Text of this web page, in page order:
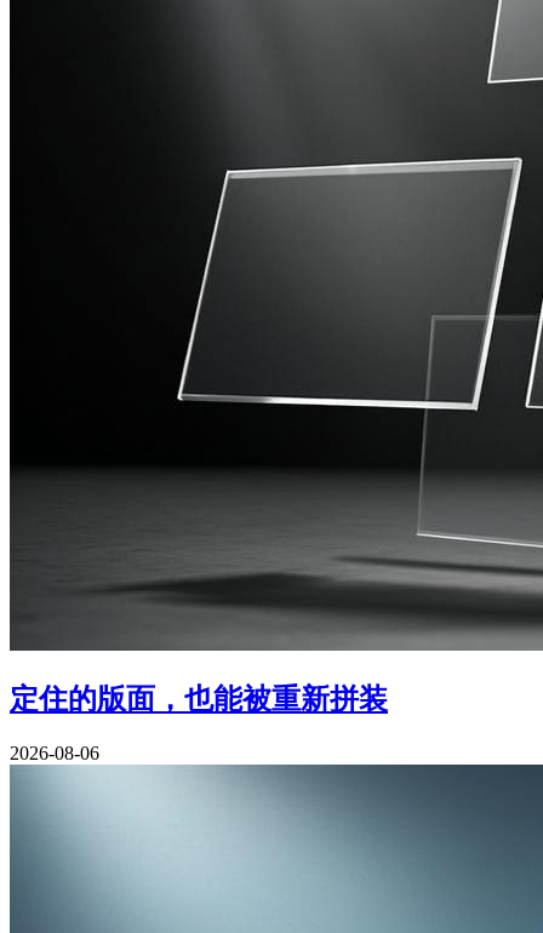
定住的版面，也能被重新拼装
2026-08-06